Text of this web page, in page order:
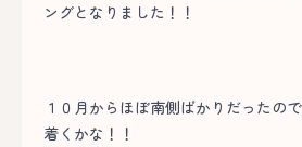
ングとなりました！！
１０月からほぼ南側ばかりだったの
着くかな！！